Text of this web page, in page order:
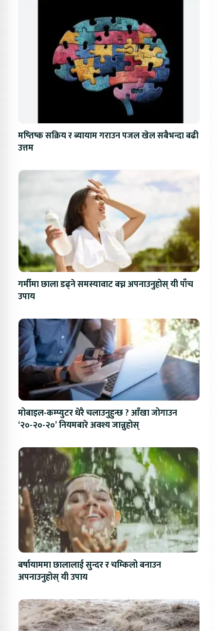
मष्तिष्क सक्रिय र ब्यायाम गराउन पजल खेल सबैभन्दा बढी
उत्तम
गर्मीमा छाला डढ्ने समस्यावाट बच्न अपनाउनुहोस् यी पाँच
उपाय
मोबाइल-कम्प्युटर धेरै चलाउनुहुन्छ ? आँखा जोगाउन
‘२०-२०-२०’ नियमबारे अवश्य जान्नुहोस्
बर्षायाममा छालालाई सुन्दर र चम्किलो बनाउन
अपनाउनुहोस् यी उपाय